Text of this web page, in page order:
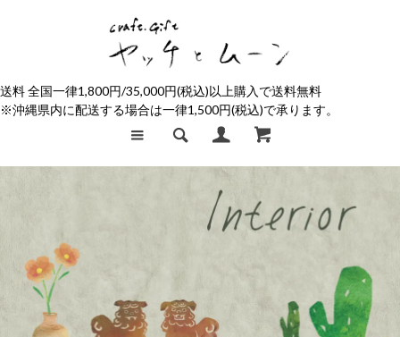
送料 全国一律1,800円/35,000円(税込)以上購入で送料無料
※沖縄県内に配送する場合は一律1,500円(税込)で承ります。